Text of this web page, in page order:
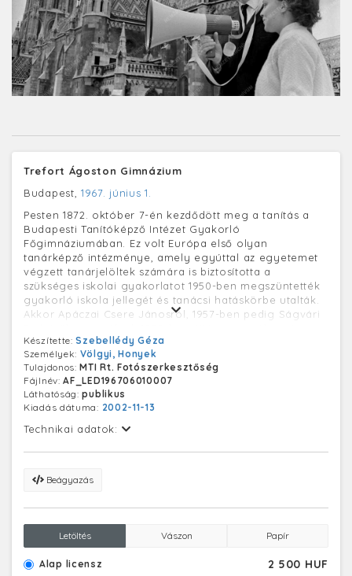
Trefort Ágoston Gimnázium
Budapest, 1967. június 1.
Pesten 1872. október 7-én kezdődött meg a tanítás a
Budapesti Tanítóképző Intézet Gyakorló
Főgimnáziumában. Ez volt Európa első olyan
tanárképző intézménye, amely egyúttal az egyetemet
végzett tanárjelöltek számára is biztosította a
szükséges iskolai gyakorlatot 1950-ben megszüntették
gyakorló iskola jellegét és tanácsi hatáskörbe utalták.
Akkor Apáczai Csere Jánosról, 1957-ben pedig Ságvári
ismét az ELTE-hez tartozik. 1990-től Trefort Ágoston
egykori vallás- és közoktatási miniszter nevét viseli. A
képen: az ELTE Apáczai Csere János gyakorló
gimnáziumának II/D. osztályos tanulói az ország
egyetlen idegenforgalmi tagozatú osztályának diákjai.
A tanulók az érettségivel együtt idegenvezetői vizsgát
is tehetnek. A jövő idegenvezetői idegenforgalmi
környékén. Felvételünkön Völgyi Mariann és Honyek
Készítette:Szebellédy Géza
Személyek: Völgyi, Honyek
Tulajdonos:MTI Rt. Fotószerkesztőség
Fájlnév:AF_LED196706010007
Láthatóság:publikus
Kiadás dátuma: 2002-11-13
Technikai adatok:
Beágyazás
Letöltés Vászon Papír
Alap licensz 2 500 HUF